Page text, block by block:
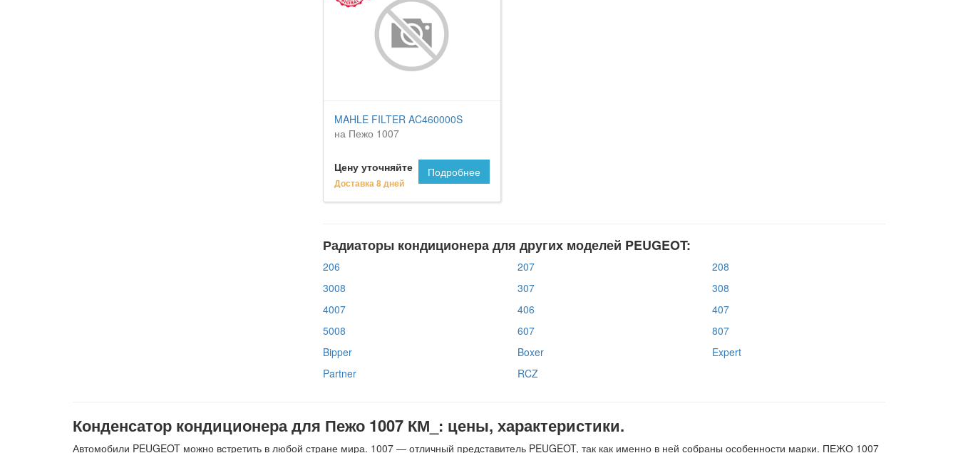
MAHLE FILTER AC460000S
на Пежо 1007
Цену уточняйте
Доставка 8 дней
Подробнее
Радиаторы кондиционера для других моделей PEUGEOT:
206 207
208
3008
307
308
4007
406
407
5008
607
807
Bipper
Boxer
Expert
Partner
RCZ
Конденсатор кондиционера для Пежо 1007 КМ_: цены, характеристики.
Автомобили PEUGEOT можно встретить в любой стране мира. 1007 — отличный представитель PEUGEOT, так как именно в ней собраны особенности марки. ПЕЖО 1007